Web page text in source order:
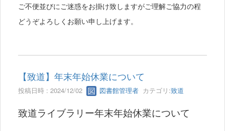
ご不便並びにご迷惑をお掛け致しますがご理解ご協力の程
どうぞよろしくお願い申し上げます。
【致道】年末年始休業について
投稿日時 : 2024/12/02 図書館管理者 カテゴリ:致道
致道ライブラリー年末年始休業について